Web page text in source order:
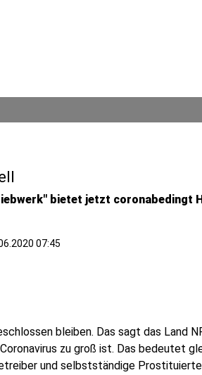
bietet jetzt coronabedingt
07:45
bleiben. Das sagt das Land
zu groß ist. Das bedeutet
und selbstständige